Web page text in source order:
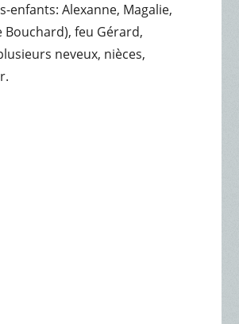
enfants: Alexanne, Magalie,
Bouchard), feu Gérard,
neveux, nièces,